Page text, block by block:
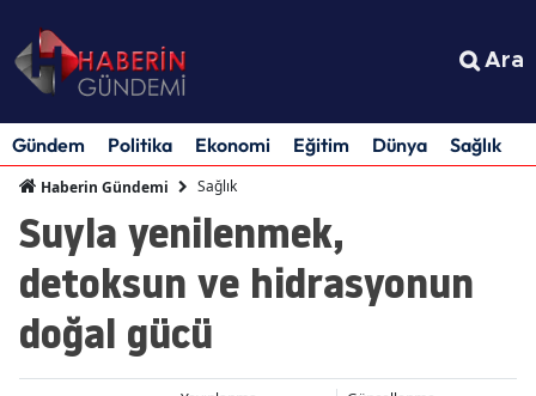
Ara
Gündem Politika Ekonomi Eğitim Dünya Sağlık
Haberin Gündemi Sağlık
Suyla yenilenmek,
detoksun ve hidrasyonun
doğal gücü